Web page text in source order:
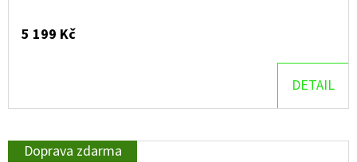
5 199 Kč
DETAIL
Doprava zdarma